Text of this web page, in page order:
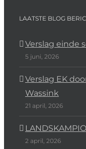
LAATSTE BLOG
Verslag einde
5 juni, 2026
Verslag EK
Wassink
21 april, 2026
2 april, 2026